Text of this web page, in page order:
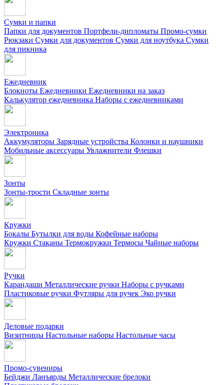
Сумки и папки
Папки для документов Портфели-дипломаты Промо-сумки
Рюкзаки Сумки для документов Сумки для ноутбука Сумки
для пикника
Ежедневник
Блокноты Ежедневники Ежедневники на заказ
Калькулятор ежедневника Наборы с ежедневниками
Электроника
Аккумуляторы Зарядные устройства Колонки и наушники
Мобильные аксессуары Увлажнители Флешки
Зонты
Зонты-трости Складные зонты
Кружки
Бокалы Бутылки для воды Кофейные наборы
Кружки Стаканы Термокружки Термосы Чайные наборы
Ручки
Карандаши Металлические ручки Наборы с ручками
Пластиковые ручки Футляры для ручек Эко ручки
Деловые подарки
Визитницы Настольные наборы Настольные часы
Промо-сувениры
Бейджи Ланъярды Металлические брелоки